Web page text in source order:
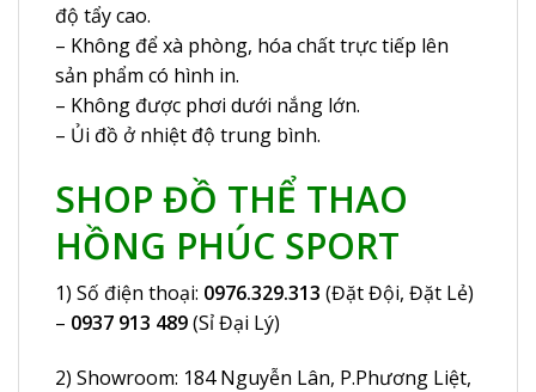
độ tẩy cao.
– Không để xà phòng, hóa chất trực tiếp lên
sản phẩm có hình in.
– Không được phơi dưới nắng lớn.
– Ủi đồ ở nhiệt độ trung bình.
SHOP ĐỒ THỂ THAO
HỒNG PHÚC SPORT
1) Số điện thoại: 0976.329.313 (Đặt Đội, Đặt Lẻ)
– 0937 913 489(Sỉ Đại Lý)
2) Showroom: 184 Nguyễn Lân, P.Phương Liệt,